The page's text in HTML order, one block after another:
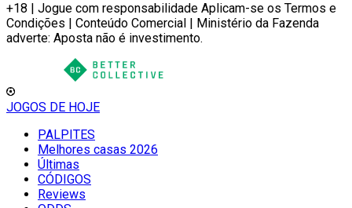
+18 | Jogue com responsabilidade Aplicam-se os Termos e
Condições | Conteúdo Comercial | Ministério da Fazenda
adverte: Aposta não é investimento.
JOGOS DE HOJE
PALPITES
Melhores casas 2026
Últimas
CÓDIGOS
Reviews